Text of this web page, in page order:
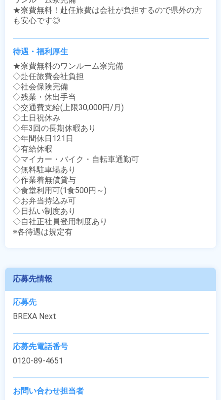
★寮費無料！赴任旅費は会社が負担するので県外の方
も安心です◎
待遇・福利厚生
★寮費無料のワンルーム寮完備
◇赴任旅費会社負担
◇社会保険完備
◇残業・休出手当
◇交通費支給(上限30,000円/月)
◇土日祝休み
◇年3回の長期休暇あり
◇年間休日121日
◇有給休暇
◇マイカー・バイク・自転車通勤可
◇無料駐車場あり
◇作業着無償貸与
◇食堂利用可(1食500円～)
◇お弁当持込み可
◇日払い制度あり
◇自社正社員登用制度あり
※各待遇は規定有
応募先情報
応募先
BREXA Next
応募先電話番号
0120-89-4651
お問い合わせ担当者